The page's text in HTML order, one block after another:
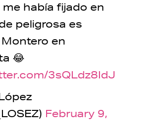
me había fijado en
peligrosa es
en
😂
3sQLdz8IdJ
February 9,